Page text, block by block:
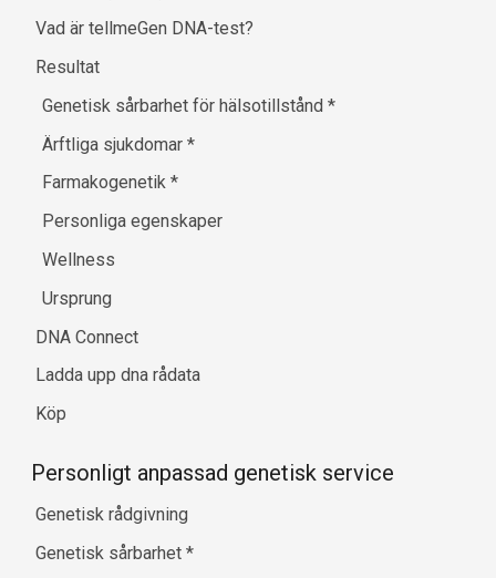
Vad är tellmeGen DNA-test?
Resultat
Genetisk sårbarhet för hälsotillstånd*
Ärftliga sjukdomar*
Farmakogenetik*
Personliga egenskaper
Wellness
Ursprung
DNA Connect
Ladda upp dna rådata
Köp
Personligt anpassad genetisk service
Genetisk rådgivning
Genetisk sårbarhet *